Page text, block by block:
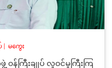
| မကွေး
ဝန်ကြီးချုပ် လူဝင်မှုကြီးကြ